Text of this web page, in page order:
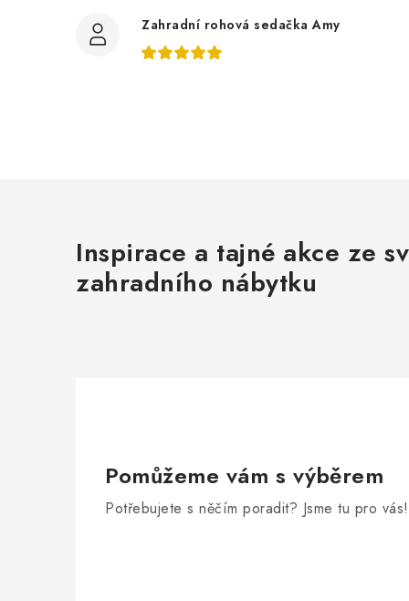
Zahradní rohová sedačka Amy
Inspirace a tajné akce ze
zahradního nábytku
Pomůžeme vám s výběrem
Potřebujete s něčím poradit? Jsme tu pro vás!